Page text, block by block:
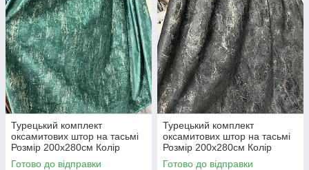
Турецький комплект
оксамитових штор на тасьмі
Розмір 200х280см Колір
Зелений
Готово до відправки
Турецький комплект
оксамитових штор на тасьмі
Розмір 200х280см Колір
Графіт
Готово до відправки